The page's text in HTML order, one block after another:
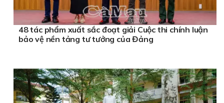
48 tác phẩm xuất sắc đoạt giải Cuộc thi chính luận
bảo vệ nền tảng tư tưởng của Đảng